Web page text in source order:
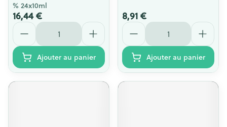
% 24x10ml
16,44 €
Quantité
Ajouter au panier
8,91 €
Quantité
Ajouter au panier